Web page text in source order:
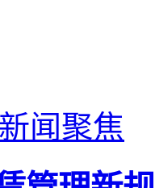
新闻聚焦